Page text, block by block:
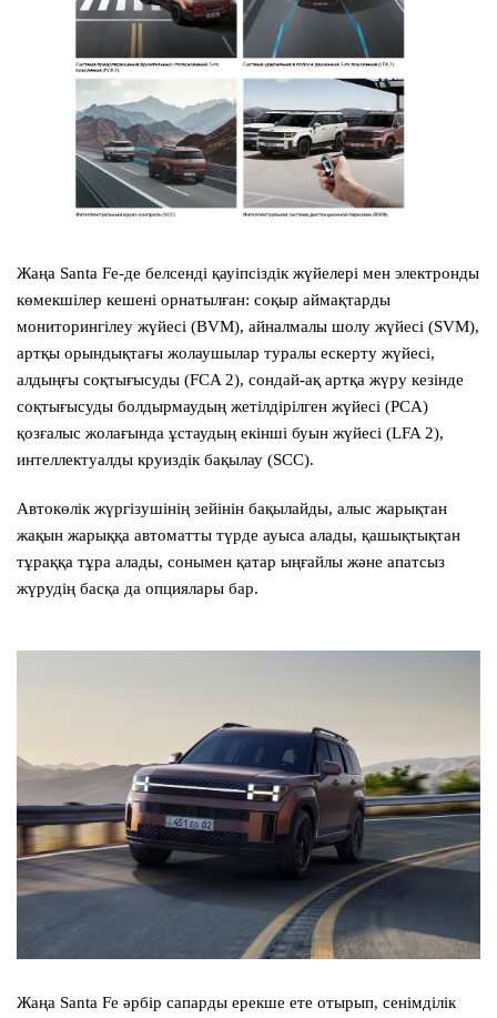
Жаңа Santa Fe-де белсенді қауіпсіздік жүйелері мен электронды
көмекшілер кешені орнатылған: соқыр аймақтарды
мониторингілеу жүйесі (BVM), айналмалы шолу жүйесі (SVM),
артқы орындықтағы жолаушылар туралы ескерту жүйесі,
алдыңғы соқтығысуды (FCA 2), сондай-ақ артқа жүру кезінде
соқтығысуды болдырмаудың жетілдірілген жүйесі (PCA)
қозғалыс жолағында ұстаудың екінші буын жүйесі (LFA 2),
интеллектуалды круиздік бақылау (SCC).
Автокөлік жүргізушінің зейінін бақылайды, алыс жарықтан
жақын жарыққа автоматты түрде ауыса алады, қашықтықтан
тұраққа тұра алады, сонымен қатар ыңғайлы және апатсыз
жүрудің басқа да опциялары бар.
Жаңа Santa Fe әрбір сапарды ерекше ете отырып, сенімділік